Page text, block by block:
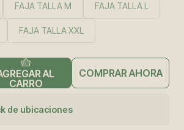
FAJA TALLA M FAJA TALLA L
FAJA TALLA XXL
AL
CARRO
COMPRAR AHORA
de ubicaciones